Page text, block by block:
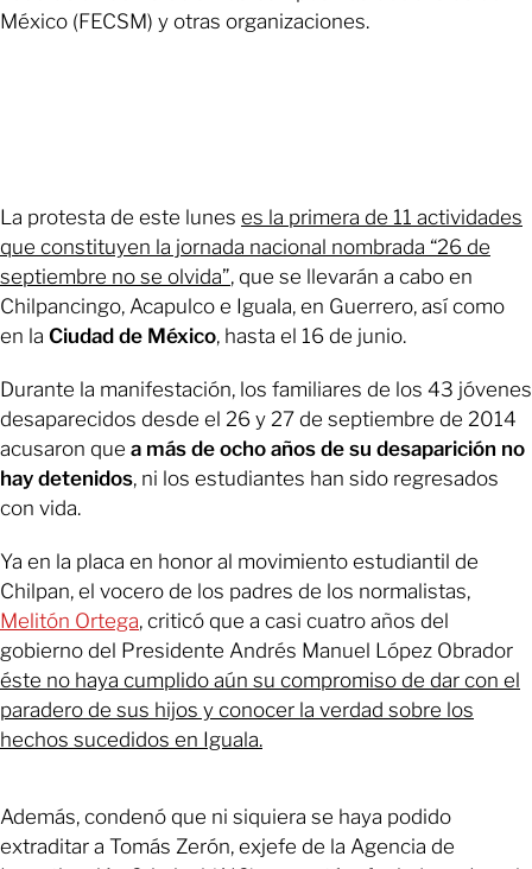
México (FECSM) y otras organizaciones.
La protesta de este lunes es la primera de 11 actividades
que constituyen la jornada nacional nombrada “26 de
septiembre no se olvida”, que se llevarán a cabo en
Chilpancingo, Acapulco e Iguala, en Guerrero, así como
en la Ciudad de México, hasta el 16 de junio.
Durante la manifestación, los familiares de los 43 jóvenes
desaparecidos desde el 26 y 27 de septiembre de 2014
acusaron que a más de ocho años de su desaparición no
hay detenidos, ni los estudiantes han sido regresados
con vida.
Ya en la placa en honor al movimiento estudiantil de
Chilpan, el vocero de los padres de los normalistas,
Melitón Ortega, criticó que a casi cuatro años del
gobierno del Presidente Andrés Manuel López Obrador
éste no haya cumplido aún su compromiso de dar con el
paradero de sus hijos y conocer la verdad sobre los
hechos sucedidos en Iguala.
Además, condenó que ni siquiera se haya podido
extraditar a Tomás Zerón, exjefe de la Agencia de